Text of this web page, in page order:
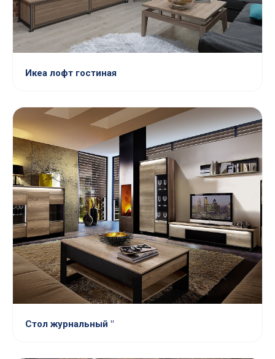
Икеа лофт гостиная
Стол журнальный "